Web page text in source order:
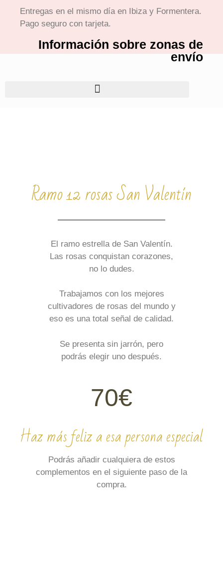
Entregas en el mismo día en Ibiza y Formentera.
Pago seguro con tarjeta.
Información sobre zonas de
envío
Ramo 12 rosas San Valentín
El ramo estrella de San Valentín.
Las rosas conquistan corazones,
no lo dudes.
Trabajamos con los mejores
cultivadores de rosas del mundo y
eso es una total señal de calidad.
Se presenta sin jarrón, pero
podrás elegir uno después.
70€
Haz más feliz a esa persona especial
Podrás añadir cualquiera de estos
complementos en el siguiente paso de la
compra.